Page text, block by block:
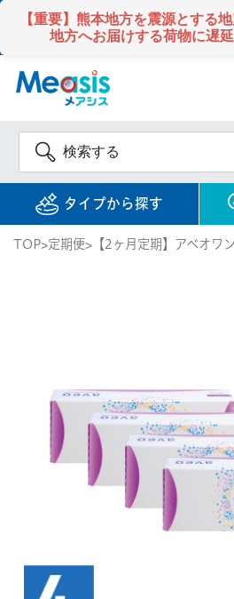
【重要】熊本地方を震源とする
地方へお届けする荷物に遅
タイプから探す
1MONTH / 1ヶ月 使い
乱視用コンタクトレン
遠近両用コンタクトレンズ
コンタクトレンズ
ハード
クーパービジョン
日本アルコン
INFORMATION
MYコンタクト（らく
はじめての方へ
おトク定期便
TOP 定期便 【2ヶ月定期】アベオワ